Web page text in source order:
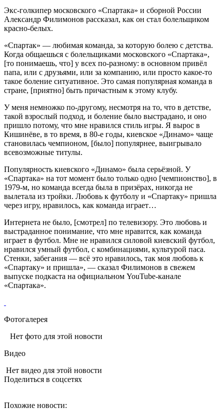
Экс-голкипер московского «Спартака» и сборной России
Александр Филимонов рассказал, как он стал болельщиком
красно-белых.
«Спартак» — любимая команда, за которую болею с детства.
Когда общаешься с болельщиками московского «Спартака»,
[то понимаешь, что] у всех по-разному: в основном привёл
папа, или с друзьями, или за компанию, или просто какое-то
такое боление ситуативное. Это самая популярная команда в
стране, [приятно] быть причастным к этому клубу.
У меня немножко по-другому, несмотря на то, что в детстве,
такой взрослый подход, и боление было выстрадано, и оно
пришло потому, что мне нравился стиль игры. Я вырос в
Кишинёве, в то время, в 80-е годы, киевское «Динамо» чаще
становилась чемпионом, [было] популярнее, выигрывало
всевозможные титулы.
Популярность киевского «Динамо» была серьёзной. У
«Спартака» на тот момент было только одно [чемпионство], в
1979-м, но команда всегда была в призёрах, никогда не
вылетала из тройки. Любовь к футболу и «Спартаку» пришла
через игру, нравилось, как команда играет…
Интернета не было, [смотрел] по телевизору. Это любовь и
выстраданное понимание, что мне нравится, как команда
играет в футбол. Мне не нравился силовой киевский футбол,
нравился умный футбол, с комбинациями, культурой паса.
Стенки, забегания — всё это нравилось, так моя любовь к
«Спартаку» и пришла», — сказал Филимонов в свежем
выпуске подкаста на официальном YouTube-канале
«Спартака».
Фотогалерея
Нет фото для этой новости
Видео
Нет видео для этой новости
Поделиться в соцсетях
Похожие новости: